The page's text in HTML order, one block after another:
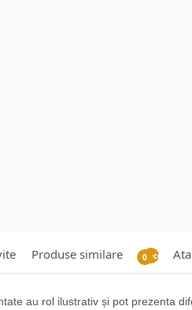
Produse similare Recenzii
0
au rol ilustrativ și pot prezenta